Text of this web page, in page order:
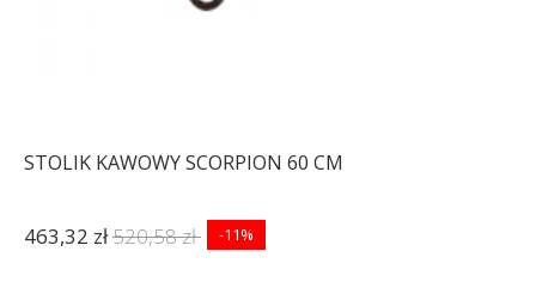
STOLIK KAWOWY SCORPION 60 CM
463,32 zł520,58 zł -11%